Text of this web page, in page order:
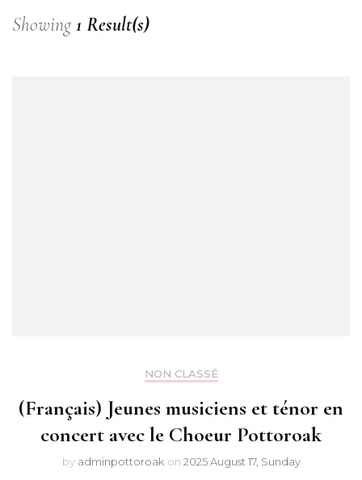
Showing1 Result(s)
NON CLASSÉ
(Français) Jeunes musiciens et ténor en
concert avec le Choeur Pottoroak
by adminpottoroak on 2025 August 17, Sunday